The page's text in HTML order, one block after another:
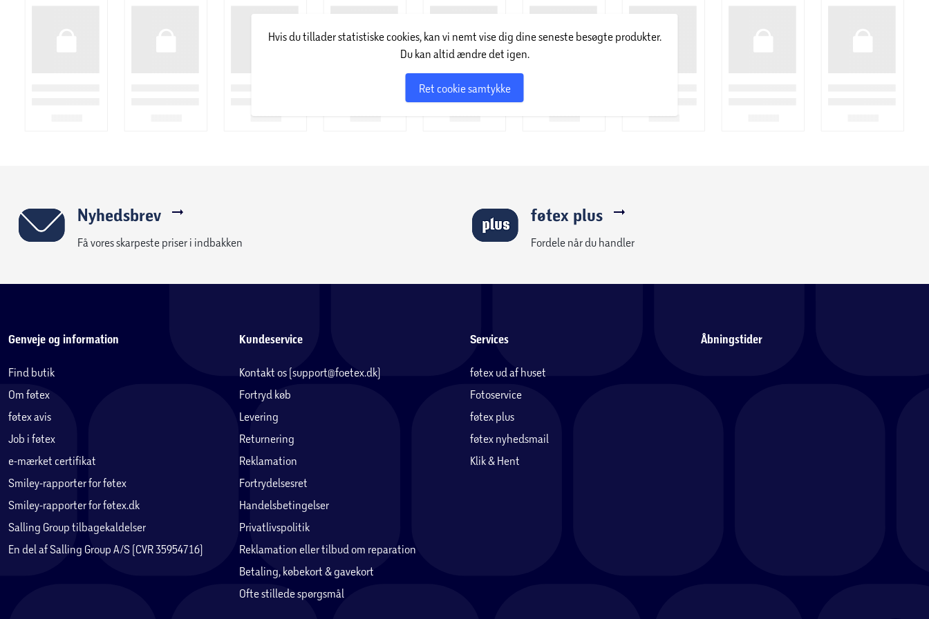
Hvis du tillader statistiske cookies, kan vi nemt vise dig dine seneste besøgte produkter.
Du kan altid ændre det igen.
Ret cookie samtykke
Nyhedsbrev
Få vores skarpeste priser i indbakken
føtex plus
Fordele når du handler
Genveje og information
Find butik
Om føtex
føtex avis
Job i føtex
e-mærket certifikat
Smiley-rapporter for føtex
Smiley-rapporter for føtex.dk
Salling Group tilbagekaldelser
En del af Salling Group A/S (CVR 35954716)
Kundeservice
Kontakt os (support@foetex.dk)
Fortryd køb
Levering
Returnering
Reklamation
Fortrydelsesret
Handelsbetingelser
Privatlivspolitik
Reklamation eller tilbud om reparation
Betaling, købekort & gavekort
Ofte stillede spørgsmål
Services
føtex ud af huset
Fotoservice
føtex plus
føtex nyhedsmail
Klik & Hent
Åbningstider